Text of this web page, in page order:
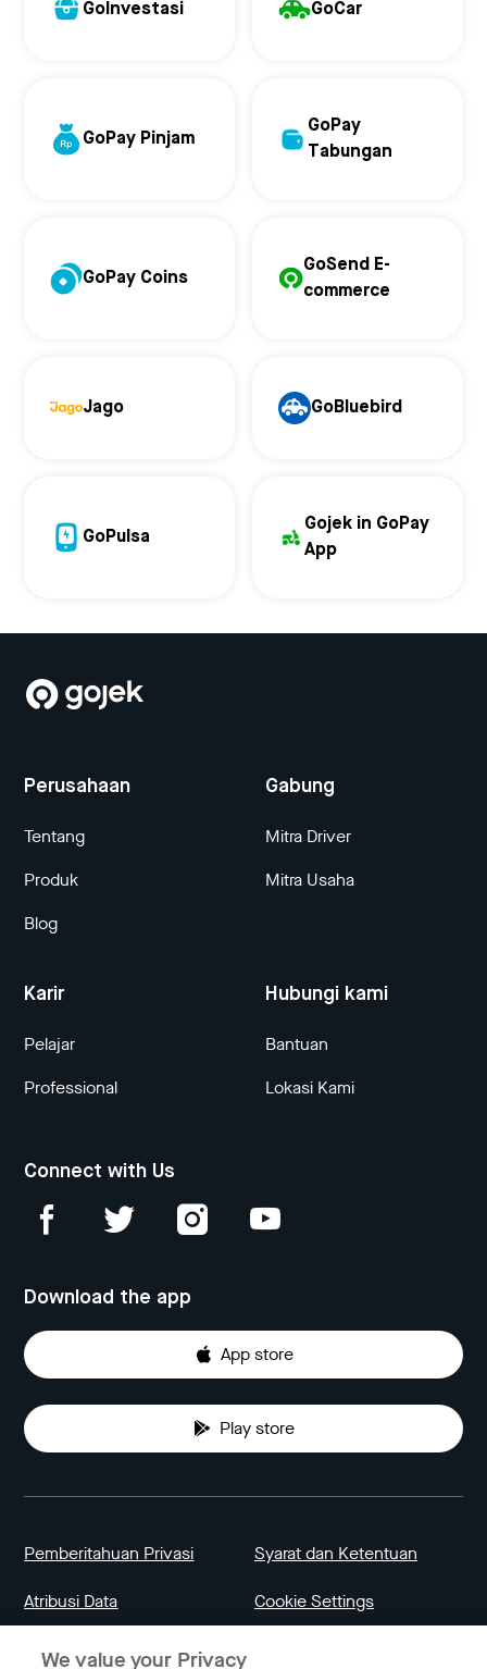
GoInvestasi GoCar
GoPay Pinjam
GoPay
Tabungan
GoPay Coins
GoSend E-
commerce
Jago GoBluebird
GoPulsa
Gojek in GoPay
App
Perusahaan
Tentang
Produk
Blog
Gabung
Mitra Driver
Mitra Usaha
Karir
Pelajar
Professional
Hubungi kami
Bantuan
Lokasi Kami
Connect with Us
Download the app
App store
Play store
Pemberitahuan Privasi Syarat dan Ketentuan
Atribusi Data Cookie Settings
We value your Privacy